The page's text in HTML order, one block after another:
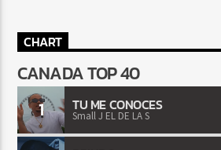
CHART
CANADA TOP 40
1 TU ME CONOCES
Small J EL DE LA S